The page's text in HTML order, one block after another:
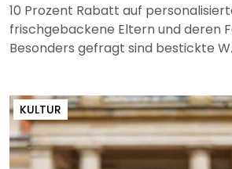
10 Prozent Rabatt auf
frischgebackene Eltern und deren
Besonders gefragt sind bestickte
KULTUR